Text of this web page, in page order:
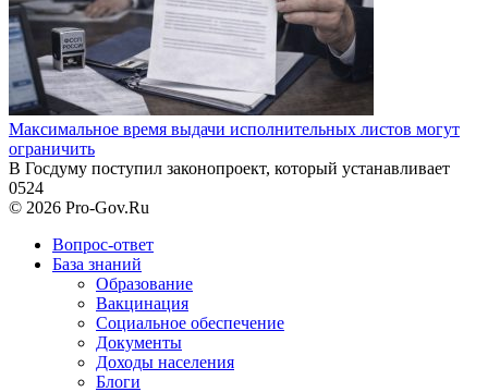
Максимальное время выдачи исполнительных листов могут
ограничить
В Госдуму поступил законопроект, который устанавливает
0524
© 2026 Pro-Gov.Ru
Вопрос-ответ
База знаний
Образование
Вакцинация
Социальное обеспечение
Документы
Доходы населения
Блоги